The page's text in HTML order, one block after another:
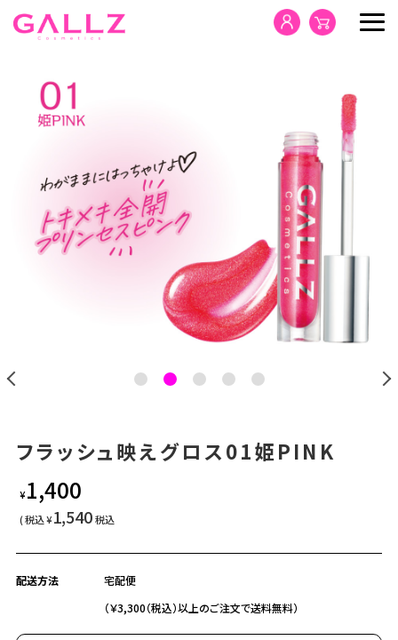
HOME
PRODUCTS
CONCEPT
NEWS
フラッシュ映えグロス01姫PINK
¥1,400
¥1,540税込
配送方法
宅配便
（￥3,300（税込）以上のご注文で送料無料）